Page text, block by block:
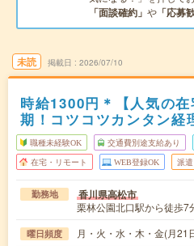
「面談確約」 や 「応募
未読 掲載日 2026/07/10
時給1300円＊【人気の
期！コツコツカンタン経
職種未経験OK 交通費別途支給あり
在宅・リモート WEB登録OK 派遣
勤務地 香川県高松市
栗林公園北口駅から徒歩7
曜日頻度 月・火・水・木・金(月